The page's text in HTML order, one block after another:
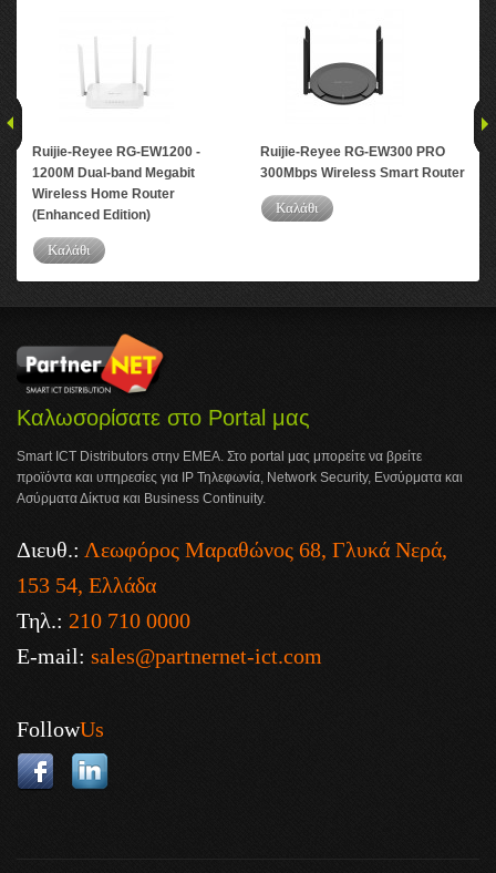
Ruijie-Reyee RG-EW1200 -
1200M Dual-band Megabit
Wireless Home Router
(Enhanced Edition)
Καλάθι
Ruijie-Reyee RG-EW300 PRO
300Mbps Wireless Smart Router
Καλάθι
Καλωσορίσατε στο Portal μας
Smart ICT Distributors στην ΕΜΕΑ. Στο portal μας μπορείτε να βρείτε
προϊόντα και υπηρεσίες για IP Τηλεφωνία, Network Security, Ενσύρματα και
Ασύρματα Δίκτυα και Business Continuity.
Διευθ.: Λεωφόρος Μαραθώνος 68, Γλυκά Νερά,
153 54, Ελλάδα
Τηλ.: 210 710 0000
E-mail: sales@partnernet-ict.com
FollowUs